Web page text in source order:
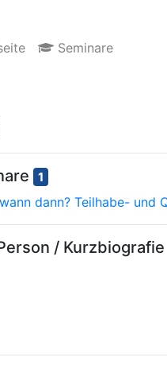
Seminare
1
dann? Teilhabe- und
/ Kurzbiografie